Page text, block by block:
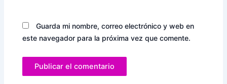
Guarda mi nombre, correo electrónico y web en
este navegador para la próxima vez que comente.